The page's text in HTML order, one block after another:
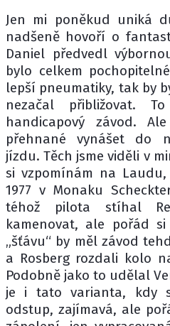
Jen mi poněkud uniká
nadšeně hovoří o
Daniel předvedl
bylo celkem
lepší pneumatiky, tak by
nezačal přibližovat.
handicapový závod.
přehnané vynášet do
jízdu. Těch jsme viděli v
si vzpomínám na
1977 v Monaku
téhož pilota stíhal
kamenovat, ale pořád
„šťávu“ by měl závod
a Rosberg rozdali kolo
Podobně jako to udělal
je i tato varianta, kdy
odstup, zajímavá, ale